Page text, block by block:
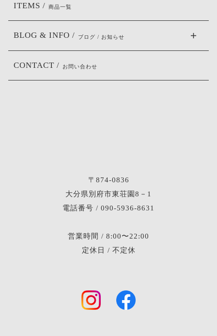
〒874-0836
大分県別府市東荘園8－1
電話番号 / 090-5936-8631
営業時間 / 8:00〜22:00
定休日 / 不定休
ITEMS / 商品一覧
BLOG & INFO / ブログ / お知らせ
CONTACT / お問い合わせ